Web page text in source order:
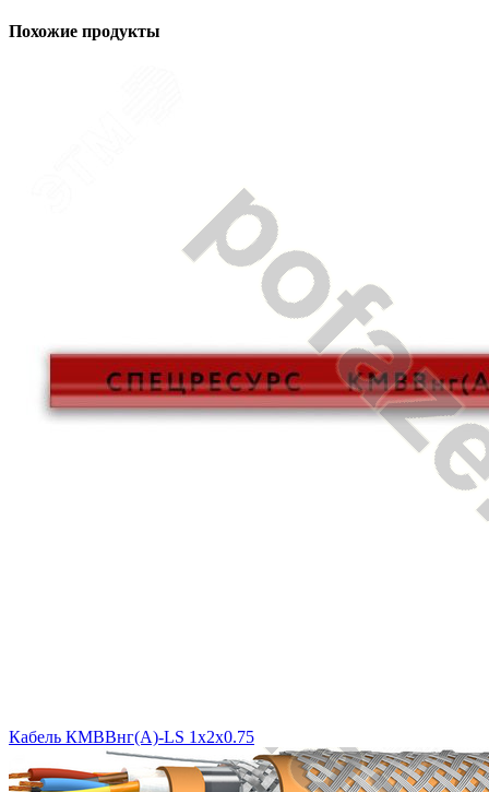
Похожие продукты
Кабель КМВВнг(A)-LS 1х2х0.75